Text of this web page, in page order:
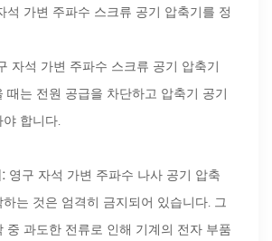
석 가변 주파수 스크류 공기 압축기를 정
자석 가변 주파수 스크류 공기 압축기
때는 전원 공급을 차단하고 압축기 공기
합니다.
영구 자석 가변 주파수 나사 공기 압축
는 것은 엄격히 금지되어 있습니다. 그
중 과도한 전류로 인해 기계의 전자 부품